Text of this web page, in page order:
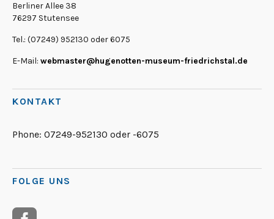
Berliner Allee 38
76297 Stutensee
Tel.: (07249) 952130 oder 6075
E-Mail: webmaster@hugenotten-museum-friedrichstal.de
KONTAKT
Phone: 07249-952130 oder -6075
FOLGE UNS